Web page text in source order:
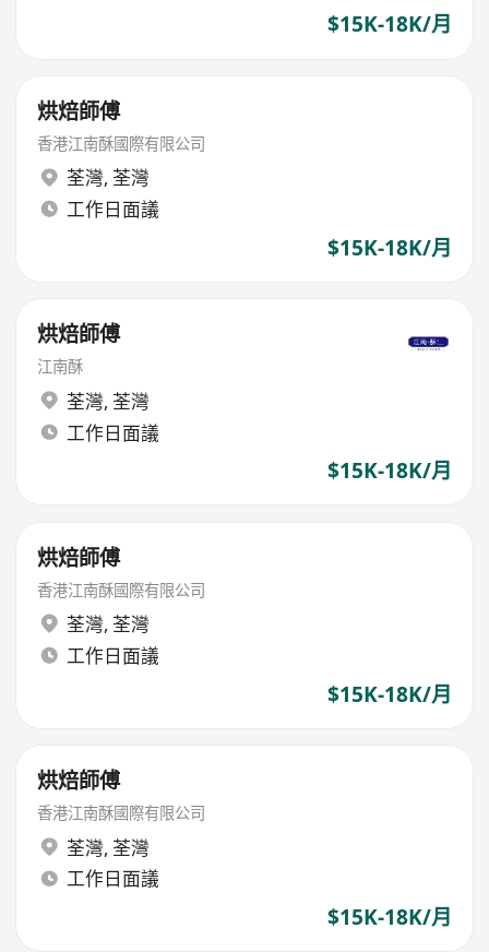
$15K-18K/月
烘焙師傅
香港江南酥國際有限公司
荃灣, 荃灣
工作日面議
$15K-18K/月
烘焙師傅
江南酥
荃灣, 荃灣
工作日面議
$15K-18K/月
烘焙師傅
香港江南酥國際有限公司
荃灣, 荃灣
工作日面議
$15K-18K/月
烘焙師傅
香港江南酥國際有限公司
荃灣, 荃灣
工作日面議
$15K-18K/月